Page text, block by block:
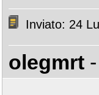
Inviato: 24
olegmrt